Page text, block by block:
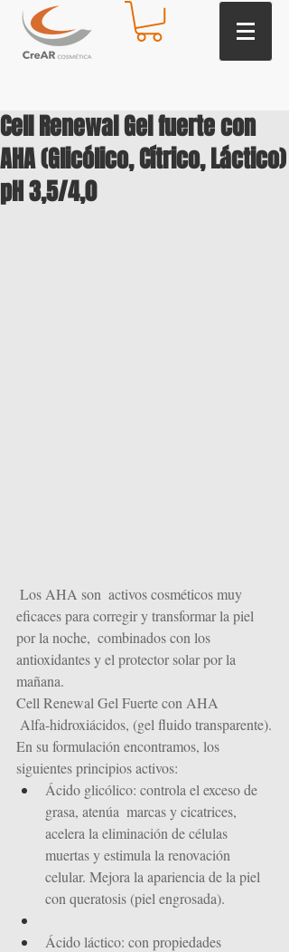
Cell Renewal Gel fuerte con
AHA (Glicólico, Cítrico, Láctico)
pH 3,5/4,0
Los AHA son  activos cosméticos muy
eficaces para corregir y transformar la piel
por la noche,  combinados con los
antioxidantes y el protector solar por la
mañana.
Cell Renewal Gel Fuerte con AHA
Alfa-hidroxiácidos, (gel fluido transparente).
En su formulación encontramos, los
siguientes principios activos:
Ácido glicólico: controla el exceso de
grasa, atenúa  marcas y cicatrices,
acelera la eliminación de células
muertas y estimula la renovación
celular. Mejora la apariencia de la piel
con queratosis (piel engrosada).
Ácido láctico: con propiedades